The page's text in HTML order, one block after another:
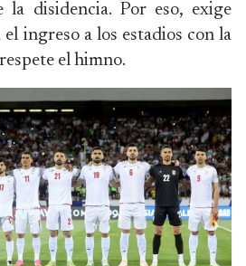
la disidencia. Por eso, exige
ingreso a los estadios con la
el himno.